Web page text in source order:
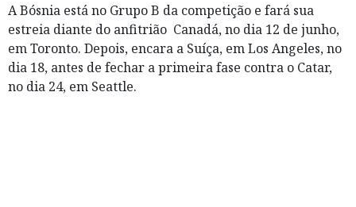
A Bósnia está no Grupo B da competição e fará sua
estreia diante do anfitrião Canadá, no dia 12 de junho,
em Toronto. Depois, encara a Suíça, em Los Angeles, no
dia 18, antes de fechar a primeira fase contra o Catar,
no dia 24, em Seattle.